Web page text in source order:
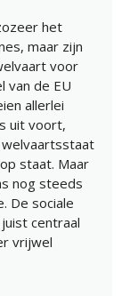
het
maar zijn
voor
van de EU
allerlei
uit voort,
staat. Maar
nog steeds
De sociale
centraal
vrijwel